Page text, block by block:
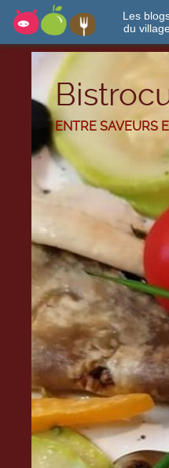
Les
du village
ENTRE SAVEURS